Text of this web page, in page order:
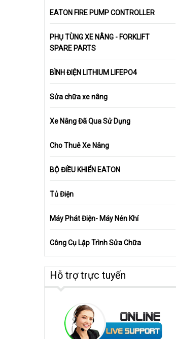
EATON FIRE PUMP CONTROLLER
PHỤ TÙNG XE NÂNG - FORKLIFT
SPARE PARTS
BÌNH ĐIỆN LITHIUM LIFEPO4
Sửa chữa xe nâng
Xe Nâng Đã Qua Sử Dụng
Cho Thuê Xe Nâng
BỘ ĐIỀU KHIỂN EATON
Tủ Điện
Máy Phát Điện- Máy Nén Khí
Công Cụ Lập Trình Sửa Chữa
Hỗ trợ trực tuyến